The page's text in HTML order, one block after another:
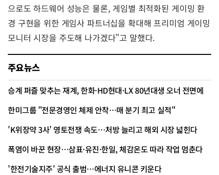
으로도 하드웨어 성능은 물론, 게임별 최적화된 게이밍 환
경 구현을 위한 게임사 파트너십을 확대해 프리미엄 게이밍
모니터 시장을 주도해 나가겠다"고 말했다.
주요뉴스
승계 퍼즐 맞추는 재계, 한화·HD현대·LX 80년대생 오너 전면에
한미그룹 "전문경영인 체제 안착…매 분기 최고 실적"
'K위장약 3사' 영토전쟁 속도…처방 늘리고 해외 시장 넓힌다
폭염이 바꾼 현장…삼표·유진·한일, 체감온도 따라 작업 멈춘다
'한전기술지주' 공식 출범…에너지 유니콘 키운다